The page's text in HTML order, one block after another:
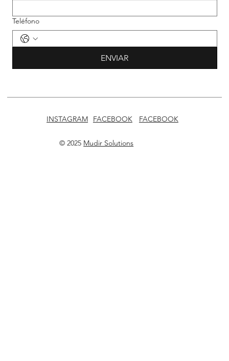
Teléfono
ENVIAR
© 2025 Mudir Solutions
INSTAGRAM FACEBOOK FACEBOOK